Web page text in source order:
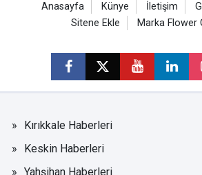
Anasayfa Künye İletişim
Sitene Ekle
Marka Flower
Kırıkkale Haberleri
Keskin Haberleri
Yahşihan Haberleri